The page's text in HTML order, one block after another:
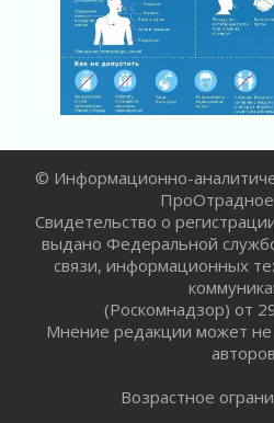
Жителям Ленобласти
действовать при укусе
02 августа 2026
В Ивангороде назвали
02 августа 2026
Готовность №1
Километровые столбы
отправили на
02 августа 2026
Ленобласть внедрила
операторов БПЛА
В Ивангороде появилась
воробушка»
© Информационно-
ПроОтрадное
Свидетельство о
выдано Федеральной
связи, информационных
(Роскомнадзор) от
Мнение редакции может не
Возрастное